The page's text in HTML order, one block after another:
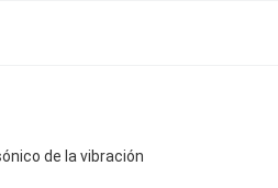
de la vibración